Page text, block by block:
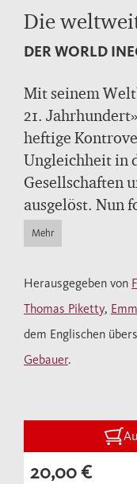
Die
DER WORLD
Mit seinem
21.
heftige
Ungleichheit in
Gesellschaften
ausgelöst. Nun
Report» – der
Bericht zur
Ökonomen, zu
darin Fakten
zeigen: Fast
Ungleichheit
Prozent der
gesamten
das oberste 1
Mehr
Herausgegeben von
Thomas Piketty,
dem Englischen
Gebauer.
20,00 €